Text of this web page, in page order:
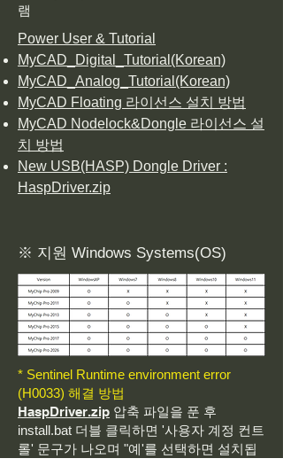
램​
​Power User & Tutorial
MyCAD_Digital_Tutorial(Korean)
MyCAD_Analog_Tutorial(Korean)
MyCAD Floating 라이선스 설치 방법
MyCAD Nodelock&Dongle 라이선스 설
치 방법
New USB(HASP) Dongle Driver :
HaspDriver.zip
※ 지원 Windows Systems(OS)
* Sentinel Runtime environment error
(H0033) 해결 방법
HaspDriver.zip 압축 파일을 푼 후
install.bat 더블 클릭하면 '사용자 계정 컨트
롤' 문구가 나오며 "예'를 선택하면 설치됩